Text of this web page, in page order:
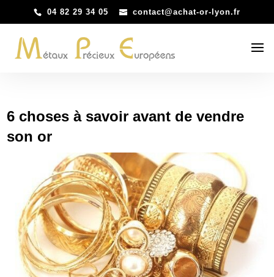
04 82 29 34 05 contact@achat-or-lyon.fr
6 choses à savoir avant de vendre
son or